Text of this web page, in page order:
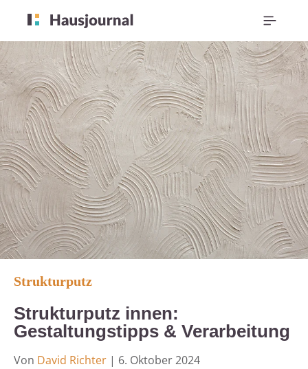
Strukturputz
Strukturputz innen:
Gestaltungstipps & Verarbeitung
Von David Richter | 6. Oktober 2024